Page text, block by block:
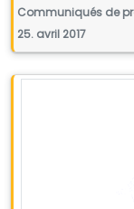
Communiqués de
25. avril 2017